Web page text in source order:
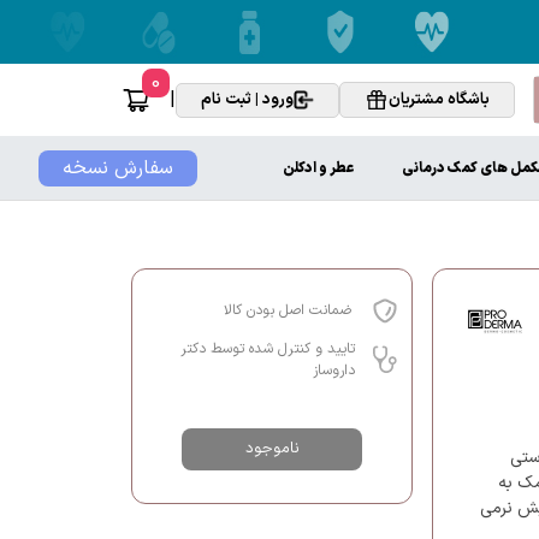
باشگاه مشتریان ورود | ثبت نام |
0
سفارش نسخه های کمک درمانی عطر و ادکلن
به
نرمی
ضمانت اصل بودن کالا
تایید و کنترل شده توسط دکتر
داروساز
ناموجود